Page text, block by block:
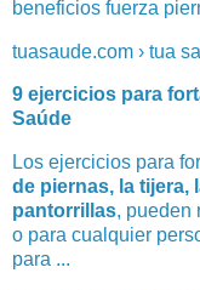
beneficios fuerza
tuasaude.com › tua
9 ejercicios para
Saúde
Los ejercicios para
de piernas, la tijera,
pantorrillas, pueden
o para cualquier
para ...